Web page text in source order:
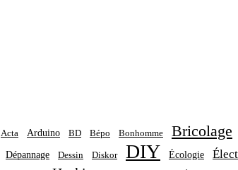
Acta Arduino BD Bépo Bonhomme Bricolage
Dépannage Dessin Diskor DIY Écologie